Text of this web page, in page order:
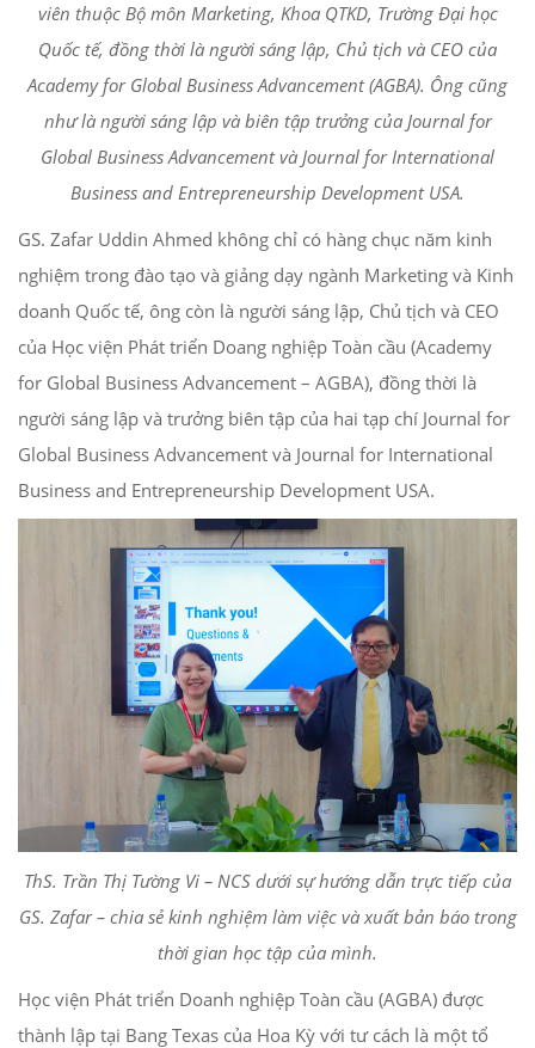
viên thuộc Bộ môn Marketing, Khoa QTKD, Trường Đại học
Quốc tế, đồng thời là người sáng lập, Chủ tịch và CEO của
Academy for Global Business Advancement (AGBA). Ông cũng
như là người sáng lập và biên tập trưởng của Journal for
Global Business Advancement và Journal for International
Business and Entrepreneurship Development USA.
GS. Zafar Uddin Ahmed không chỉ có hàng chục năm kinh
nghiệm trong đào tạo và giảng dạy ngành Marketing và Kinh
doanh Quốc tế, ông còn là người sáng lập, Chủ tịch và CEO
của Học viện Phát triển Doang nghiệp Toàn cầu (Academy
for Global Business Advancement – AGBA), đồng thời là
người sáng lập và trưởng biên tập của hai tạp chí Journal for
Global Business Advancement và Journal for International
Business and Entrepreneurship Development USA.
ThS. Trần Thị Tường Vi – NCS dưới sự hướng dẫn trực tiếp của
GS. Zafar – chia sẻ kinh nghiệm làm việc và xuất bản báo trong
thời gian học tập của mình.
Học viện Phát triển Doanh nghiệp Toàn cầu (AGBA) được
thành lập tại Bang Texas của Hoa Kỳ với tư cách là một tổ